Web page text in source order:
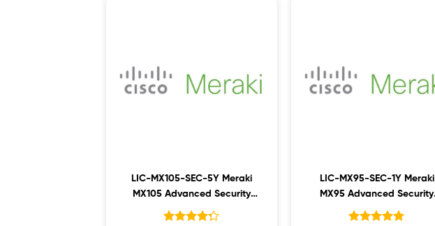
LIC-MX105-SEC-5Y Meraki
MX105 Advanced Security
License and Support, 5YR
LIC-MX95-SEC-1Y Meraki
MX95 Advanced Security
License and Support, 1YR